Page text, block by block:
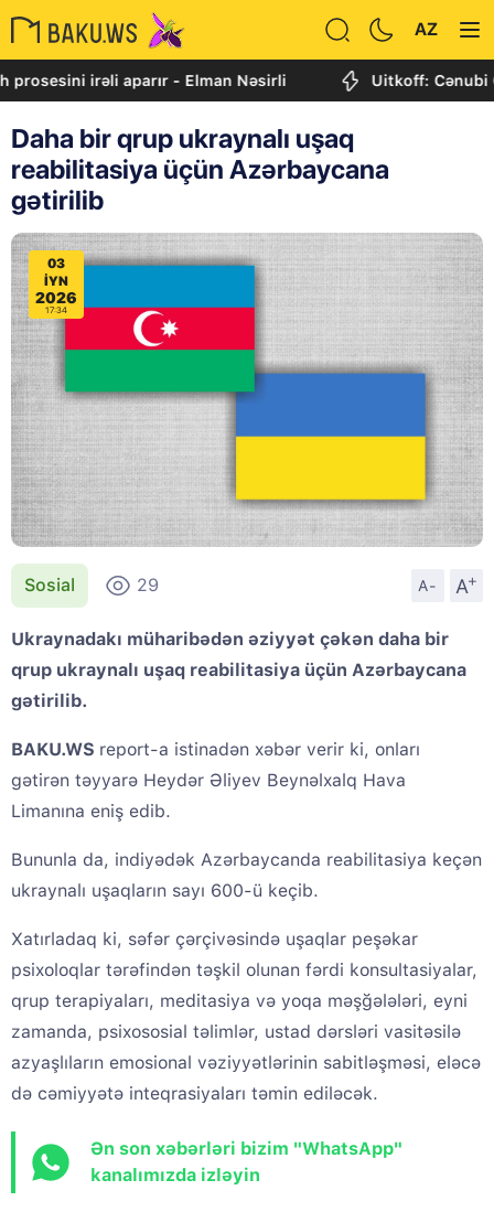
AZ
irəli aparır - Elman Nəsirli Uitkoff: Cənubi
Daha bir qrup ukraynalı uşaq
reabilitasiya üçün Azərbaycana
gətirilib
03
IYN
2026
17:34
Sosial 29 A- A
+
Ukraynadakı müharibədən əziyyət çəkən daha bir
qrup ukraynalı uşaq reabilitasiya üçün Azərbaycana
gətirilib.
BAKU.WS report-a istinadən xəbər verir ki, onları
gətirən təyyarə Heydər Əliyev Beynəlxalq Hava
Limanına eniş edib.
Bununla da, indiyədək Azərbaycanda reabilitasiya keçən
ukraynalı uşaqların sayı 600-ü keçib.
Xatırladaq ki, səfər çərçivəsində uşaqlar peşəkar
psixoloqlar tərəfindən təşkil olunan fərdi konsultasiyalar,
qrup terapiyaları, meditasiya və yoqa məşğələləri, eyni
zamanda, psixososial təlimlər, ustad dərsləri vasitəsilə
azyaşlıların emosional vəziyyətlərinin sabitləşməsi, eləcə
də cəmiyyətə inteqrasiyaları təmin ediləcək.
Ən son xəbərləri bizim "WhatsApp"
kanalımızda izləyin